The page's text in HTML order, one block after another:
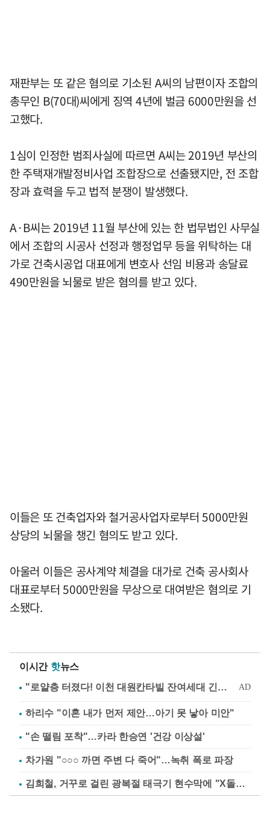
재판부는 또 같은 혐의로 기소된 A씨의 남편이자 조합의
총무인 B(70대)씨에게 징역 4년에 벌금 6000만원을 선
고했다.
1심이 인정한 범죄사실에 따르면 A씨는 2019년 부산의
한 주택재개발정비사업 조합장으로 선출됐지만, 전 조합
장과 효력을 두고 법적 분쟁이 발생했다.
A·B씨는 2019년 11월 부산에 있는 한 법무법인 사무실
에서 조합의 시공사 선정과 행정업무 등을 위탁하는 대
가로 건축시공업 대표에게 변호사 선임 비용과 송달료
490만원을 뇌물로 받은 혐의를 받고 있다.
이들은 또 건축업자와 철거공사업자로부터 5000만원
상당의 뇌물을 챙긴 혐의도 받고 있다.
아울러 이들은 공사계약 체결을 대가로 건축 공사회사
대표로부터 5000만원을 무상으로 대여받은 혐의로 기
소됐다.
이시간 핫뉴스
하리수 "이혼 내가 먼저 제안…아기 못 낳아 미안"
"손 떨림 포착"…카라 한승연 '건강 이상설'
차가원 "○○○ 까면 주변 다 죽어"…녹취 폭로 파장
김희철, 거꾸로 걸린 광복절 태극기 현수막에 "X돌았네"